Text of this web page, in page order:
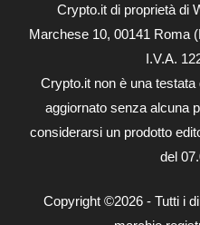
Crypto.it di proprietà di
Marchese 10, 00141 Roma
I.V.A.
Crypto.it non è una
aggiornato senza alcuna
considerarsi un prodotto
del
Copyright ©2026 - Tutti i